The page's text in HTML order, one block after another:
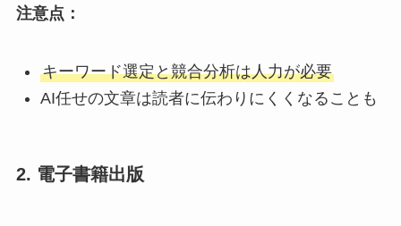
注意点：
キーワード選定と競合分析は人力が必要
AI任せの文章は読者に伝わりにくくなることも
2. 電子書籍出版